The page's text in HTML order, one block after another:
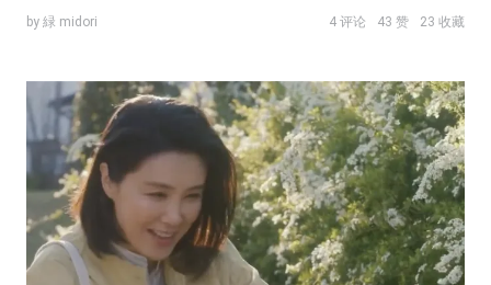
by 緑 midori 4 评论 43 赞 23 收藏